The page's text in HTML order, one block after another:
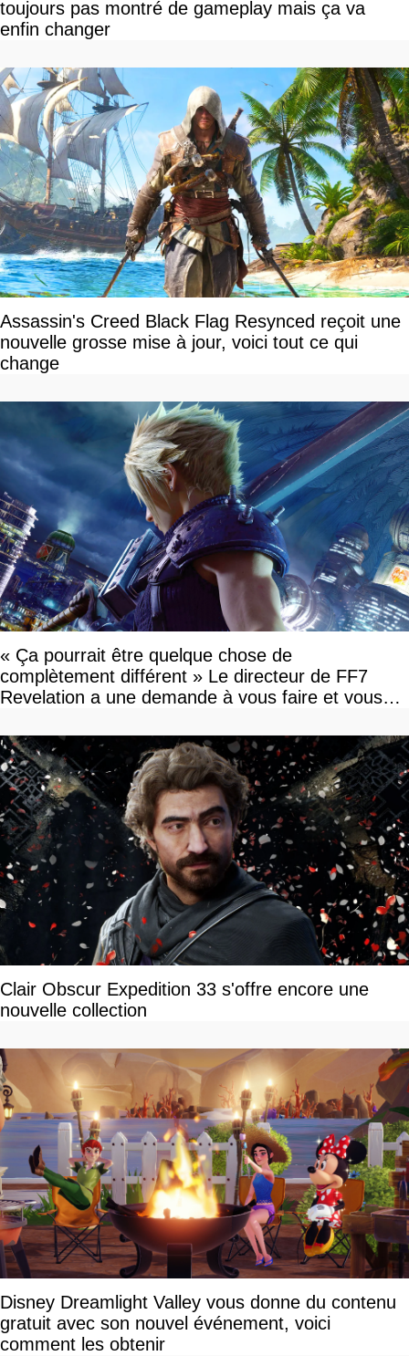
toujours pas montré de gameplay mais ça va
enfin changer
Assassin's Creed Black Flag Resynced reçoit une
nouvelle grosse mise à jour, voici tout ce qui
change
« Ça pourrait être quelque chose de
complètement différent » Le directeur de FF7
Revelation a une demande à vous faire et vous
Clair Obscur Expedition 33 s'offre encore une
nouvelle collection
Disney Dreamlight Valley vous donne du contenu
gratuit avec son nouvel événement, voici
comment les obtenir